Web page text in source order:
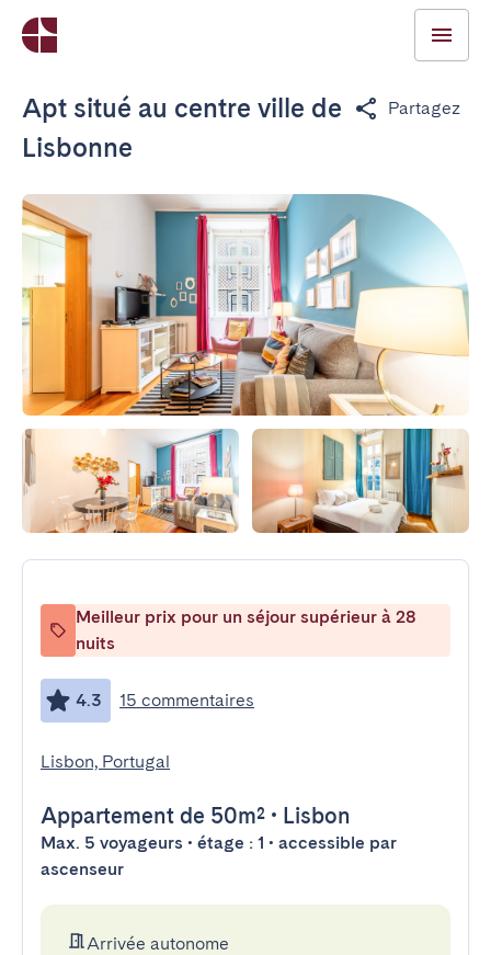
Apt situé au centre ville de
Lisbonne
Partagez
Meilleur prix pour un séjour supérieur à 28
nuits
4.3 15 commentaires
Lisbon, Portugal
Appartement de 50m² • Lisbon
Max. 5 voyageurs • étage : 1 • accessible par
ascenseur
Arrivée autonome